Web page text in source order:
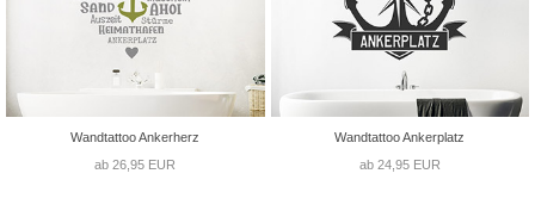
Wandtattoo Ankerherz
ab 26,95 EUR
Wandtattoo Ankerplatz
ab 24,95 EUR